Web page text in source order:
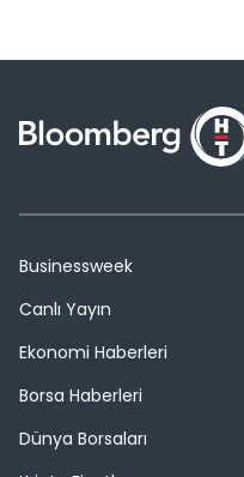
Businessweek
Canlı Yayın
Ekonomi Haberleri
Borsa Haberleri
Dünya Borsaları